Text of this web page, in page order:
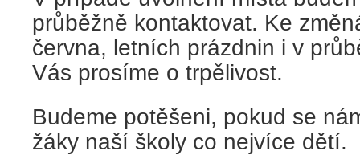
průběžně kontaktovat. Ke
června, letních prázdnin i v
Vás prosíme o trpělivost.
Budeme potěšeni, pokud se
žáky naší školy co nejvíce dětí.